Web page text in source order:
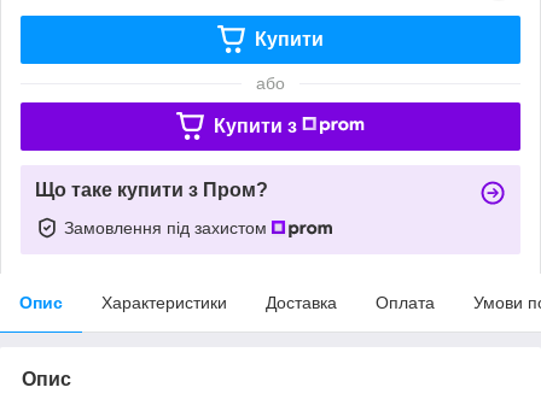
Купити
або
Купити з
Що таке купити з Пром?
Замовлення під захистом
Опис Характеристики Доставка Оплата Умови
Опис